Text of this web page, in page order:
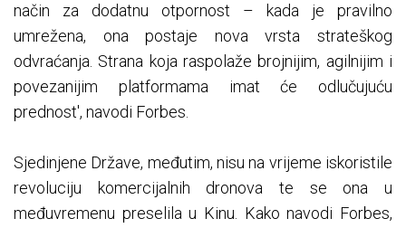
način za dodatnu otpornost – kada je pravilno
umrežena, ona postaje nova vrsta strateškog
odvraćanja. Strana koja raspolaže brojnijim, agilnijim i
povezanijim platformama imat će odlučujuću
prednost', navodi Forbes.
Sjedinjene Države, međutim, nisu na vrijeme iskoristile
revoluciju komercijalnih dronova te se ona u
međuvremenu preselila u Kinu. Kako navodi Forbes,